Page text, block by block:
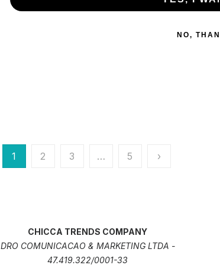
NO,
1 2 3 … 5 ›
CHICCA TRENDS COMPANY
DRO COMUNICACAO & MARKETING LTDA -
47.419.322/0001-33